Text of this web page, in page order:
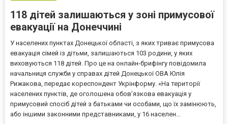
118 дітей залишаються у зоні примусової
евакуації на Донеччині
У населених пунктах Донецької області, з яких триває примусова
евакуація сімей із дітьми, залишаються 103 родини, у яких
виховуються 118 дітей. Про це на онлайн-брифінгу повідомила
начальниця служби у справах дітей Донецької ОВА Юлія
Рижакова, передає кореспондент Укрінформу. «На території
населених пунктів, де оголошена обов’язкова евакуація у
примусовий спосіб дітей з батьками чи особами, що їх замінюють,
або іншими законними представниками, у 16 населен...